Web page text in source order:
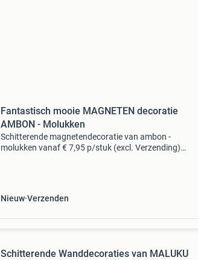
Fantastisch mooie MAGNETEN decoratie
AMBON - Molukken
Schitterende magnetendecoratie van ambon -
molukken vanaf € 7,95 p/stuk (excl. Verzending)
Nieuw Verzenden
Schitterende Wanddecoraties van MALUKU